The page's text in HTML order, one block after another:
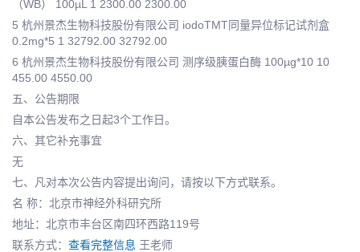
（WB） 100µL 1 2300.00 2300.00
5 杭州景杰生物科技股份有限公司 iodoTMT同量异位标记试剂盒
0.2mg*5 1 32792.00 32792.00
6 杭州景杰生物科技股份有限公司 测序级胰蛋白酶 100µg*10 10
455.00 4550.00
五、公告期限
自本公告发布之日起3个工作日。
六、其它补充事宜
无
七、凡对本次公告内容提出询问，请按以下方式联系。
名 称：北京市神经外科研究所
地址：北京市丰台区南四环西路119号
联系方式： 查看完整信息 王老师